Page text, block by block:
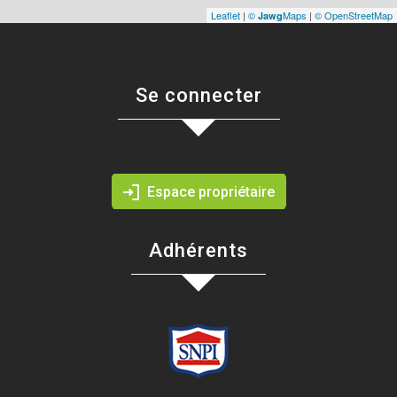
Leaflet | © JawgMaps | © OpenStreetMap
se connecter
Espace propriétaire
adhérents